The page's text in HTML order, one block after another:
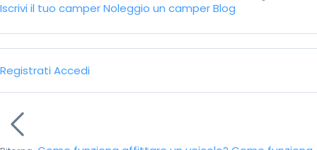
Iscrivi il tuo camperNoleggio un camperBlog
Registrati Accedi